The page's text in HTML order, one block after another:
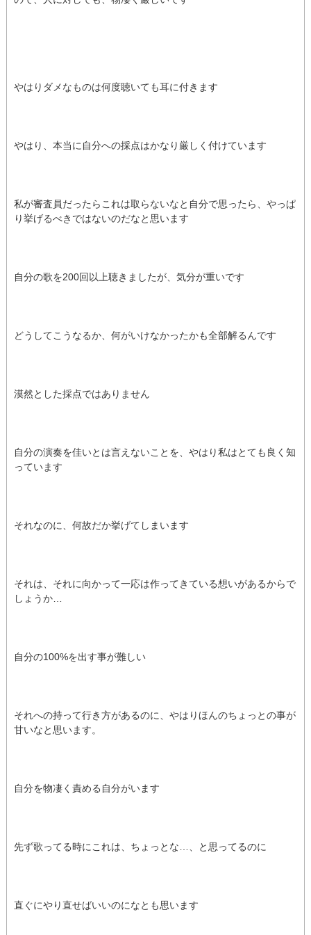
やはりダメなものは何度聴いても耳に付きます
やはり、本当に自分への採点はかなり厳しく付けています
私が審査員だったらこれは取らないなと自分で思ったら、やっぱ
り挙げるべきではないのだなと思います
自分の歌を200回以上聴きましたが、気分が重いです
どうしてこうなるか、何がいけなかったかも全部解るんです
漠然とした採点ではありません
自分の演奏を佳いとは言えないことを、やはり私はとても良く知
っています
それなのに、何故だか挙げてしまいます
それは、それに向かって一応は作ってきている想いがあるからで
しょうか…
自分の100%を出す事が難しい
それへの持って行き方があるのに、やはりほんのちょっとの事が
甘いなと思います。
自分を物凄く責める自分がいます
先ず歌ってる時にこれは、ちょっとな…、と思ってるのに
直ぐにやり直せばいいのになとも思います